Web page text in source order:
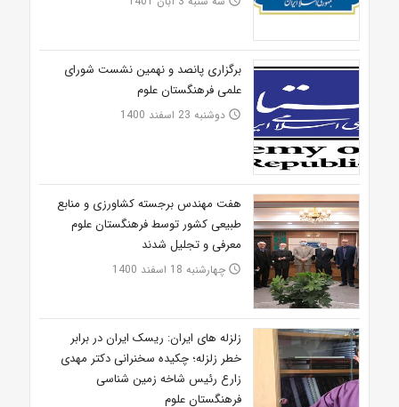
برگزاری پانصد و نهمین نشست شورای
علمی فرهنگستان علوم
access_time دوشنبه 23 اسفند 1400
هفت مهندس برجسته کشاورزی و منابع
طبیعی کشور توسط فرهنگستان علوم
معرفی و تجلیل شدند
access_time چهارشنبه 18 اسفند 1400
زلزله های ایران: ریسک ایران در برابر
خطر زلزله؛ چکیده سخنرانی دکتر مهدی
زارع رئیس شاخه زمین شناسی
فرهنگستان علوم